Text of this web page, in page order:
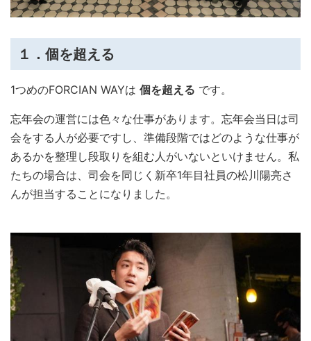
１．個を超える
1つめのFORCIAN WAYは 個を超える です。
忘年会の運営には色々な仕事があります。忘年会当日は司
会をする人が必要ですし、準備段階ではどのような仕事が
あるかを整理し段取りを組む人がいないといけません。私
たちの場合は、司会を同じく新卒1年目社員の松川陽亮さ
んが担当することになりました。